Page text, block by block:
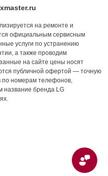
на ремонте и
официальным сервисным
услуги по устранению
а также проводим
на сайте цены носят
публичной офертой — точную
по номерам телефонов,
бренда LG